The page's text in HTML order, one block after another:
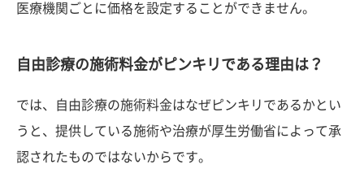
医療機関ごとに価格を設定することができません。
自由診療の施術料金がピンキリである理由は？
では、自由診療の施術料金はなぜピンキリであるかとい
うと、提供している施術や治療が厚生労働省によって承
認されたものではないからです。